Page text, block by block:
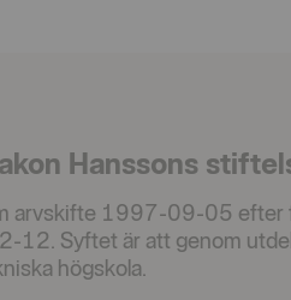
Hanssons
arvskifte 1997-09-05 efter
12. Syftet är att genom
högskola.